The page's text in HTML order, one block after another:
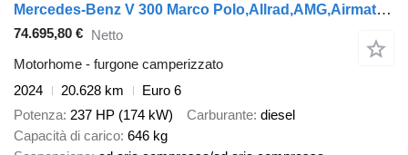
Mercedes-Benz V 300 Marco Polo,Allrad,AMG,Airmatic,EasyUp,LED
74.695,80 € Netto
Motorhome - furgone camperizzato
2024
20.628 km
Euro 6
Potenza 237 HP (174 kW) Carburante diesel
Capacità di carico 646 kg